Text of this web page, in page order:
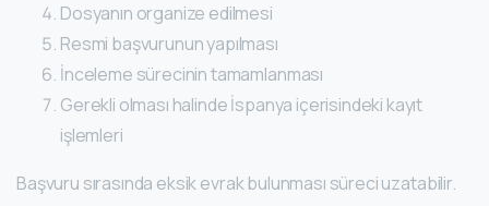
Dosyanın organize edilmesi
Resmi başvurunun yapılması
İnceleme sürecinin tamamlanması
Gerekli olması halinde İspanya içerisindeki kayıt
işlemleri
Başvuru sırasında eksik evrak bulunması süreci uzatabilir.